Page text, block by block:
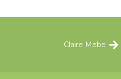
Claire Mebe